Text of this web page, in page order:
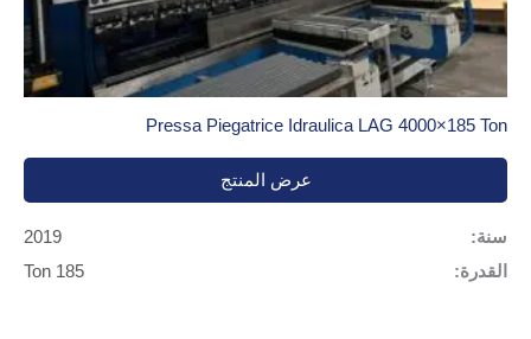
Pressa Piegatrice Idraulica LAG 4000×185 Ton
عرض المنتج
سنة:
2019
القدرة:
185 Ton